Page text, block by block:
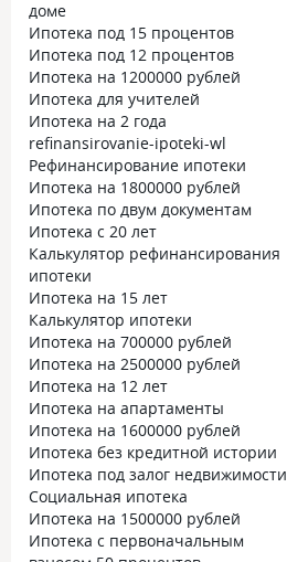
доме
Ипотека под 15 процентов
Ипотека под 12 процентов
Ипотека на 1200000 рублей
Ипотека для учителей
Ипотека на 2 года
refinansirovanie-ipoteki-wl
Рефинансирование ипотеки
Ипотека на 1800000 рублей
Ипотека по двум документам
Ипотека с 20 лет
Калькулятор рефинансирования
ипотеки
Ипотека на 15 лет
Калькулятор ипотеки
Ипотека на 700000 рублей
Ипотека на 2500000 рублей
Ипотека на 12 лет
Ипотека на апартаменты
Ипотека на 1600000 рублей
Ипотека без кредитной истории
Ипотека под залог недвижимости
Социальная ипотека
Ипотека на 1500000 рублей
Ипотека с первоначальным